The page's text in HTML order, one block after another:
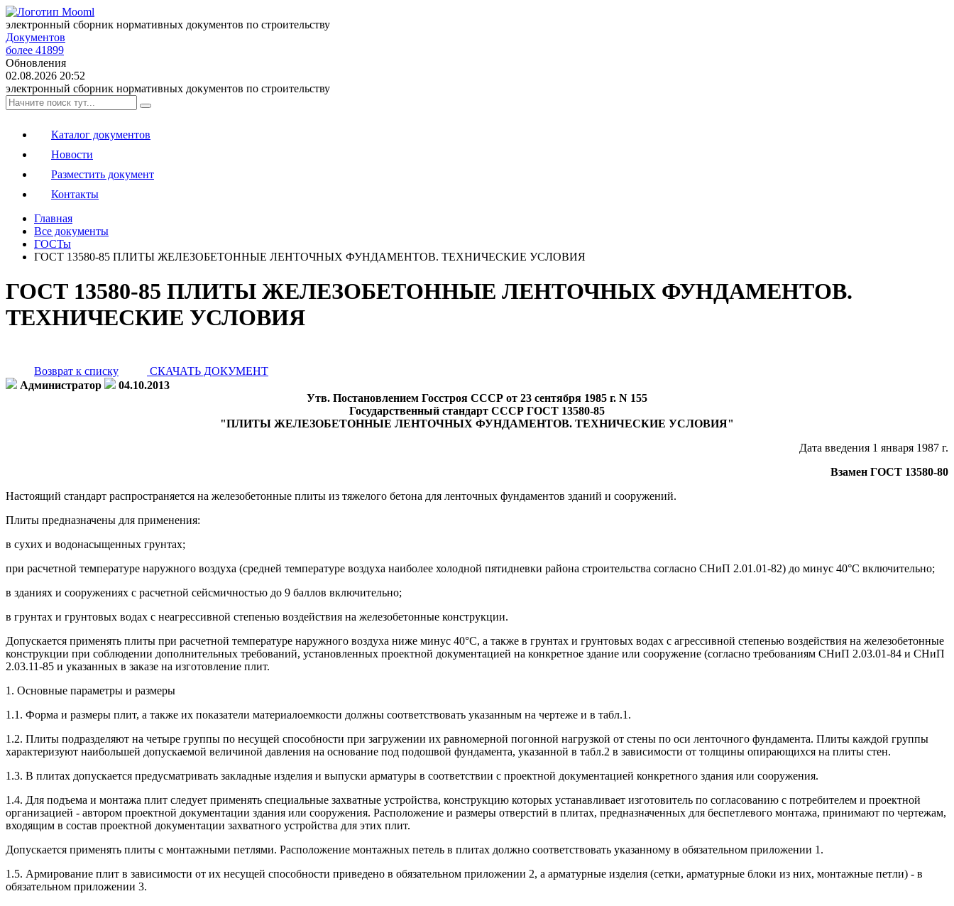
электронный сборник нормативных документов по строительству
Документов
более 41899
Обновления
02.08.2026 20:52
электронный сборник нормативных документов по строительству
Каталог документов
Новости
Разместить документ
Контакты
Главная
Все документы
ГОСТы
ГОСТ 13580-85 ПЛИТЫ ЖЕЛЕЗОБЕТОННЫЕ ЛЕНТОЧНЫХ ФУНДАМЕНТОВ. ТЕХНИЧЕСКИЕ УСЛОВИЯ
ГОСТ 13580-85 ПЛИТЫ ЖЕЛЕЗОБЕТОННЫЕ ЛЕНТОЧНЫХ ФУНДАМЕНТОВ.
ТЕХНИЧЕСКИЕ УСЛОВИЯ
Возврат к списку
СКАЧАТЬ ДОКУМЕНТ
Администратор
04.10.2013
Утв. Постановлением Госстроя СССР от 23 сентября 1985 г. N 155
Государственный стандарт СССР ГОСТ 13580-85
"ПЛИТЫ ЖЕЛЕЗОБЕТОННЫЕ ЛЕНТОЧНЫХ ФУНДАМЕНТОВ. ТЕХНИЧЕСКИЕ УСЛОВИЯ"
Дата введения 1 января 1987 г.
Взамен ГОСТ 13580-80
Настоящий стандарт распространяется на железобетонные плиты из тяжелого бетона для ленточных фундаментов зданий и сооружений.
Плиты предназначены для применения:
в сухих и водонасыщенных грунтах;
при расчетной температуре наружного воздуха (средней температуре воздуха наиболее холодной пятидневки района строительства согласно СНиП 2.01.01-82) до минус 40°С включительно;
в зданиях и сооружениях с расчетной сейсмичностью до 9 баллов включительно;
в грунтах и грунтовых водах с неагрессивной степенью воздействия на железобетонные конструкции.
Допускается применять плиты при расчетной температуре наружного воздуха ниже минус 40°С, а также в грунтах и грунтовых водах с агрессивной степенью воздействия на железобетонные
конструкции при соблюдении дополнительных требований, установленных проектной документацией на конкретное здание или сооружение (согласно требованиям СНиП 2.03.01-84 и СНиП
2.03.11-85 и указанных в заказе на изготовление плит.
1. Основные параметры и размеры
1.1. Форма и размеры плит, а также их показатели материалоемкости должны соответствовать указанным на чертеже и в табл.1.
1.2. Плиты подразделяют на четыре группы по несущей способности при загружении их равномерной погонной нагрузкой от стены по оси ленточного фундамента. Плиты каждой группы
характеризуют наибольшей допускаемой величиной давления на основание под подошвой фундамента, указанной в табл.2 в зависимости от толщины опирающихся на плиты стен.
1.3. В плитах допускается предусматривать закладные изделия и выпуски арматуры в соответствии с проектной документацией конкретного здания или сооружения.
1.4. Для подъема и монтажа плит следует применять специальные захватные устройства, конструкцию которых устанавливает изготовитель по согласованию с потребителем и проектной
организацией - автором проектной документации здания или сооружения. Расположение и размеры отверстий в плитах, предназначенных для беспетлевого монтажа, принимают по чертежам,
входящим в состав проектной документации захватного устройства для этих плит.
Допускается применять плиты с монтажными петлями. Расположение монтажных петель в плитах должно соответствовать указанному в обязательном приложении 1.
1.5. Армирование плит в зависимости от их несущей способности приведено в обязательном приложении 2, а арматурные изделия (сетки, арматурные блоки из них, монтажные петли) - в
обязательном приложении 3.